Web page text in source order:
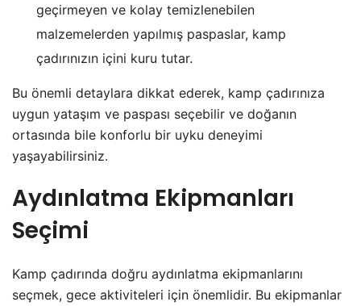
geçirmeyen ve kolay temizlenebilen
malzemelerden yapılmış paspaslar, kamp
çadırınızın içini kuru tutar.
Bu önemli detaylara dikkat ederek, kamp çadırınıza
uygun yataşım ve paspası seçebilir ve doğanın
ortasında bile konforlu bir uyku deneyimi
yaşayabilirsiniz.
Aydınlatma Ekipmanları
Seçimi
Kamp çadırında doğru aydınlatma ekipmanlarını
seçmek, gece aktiviteleri için önemlidir. Bu ekipmanlar